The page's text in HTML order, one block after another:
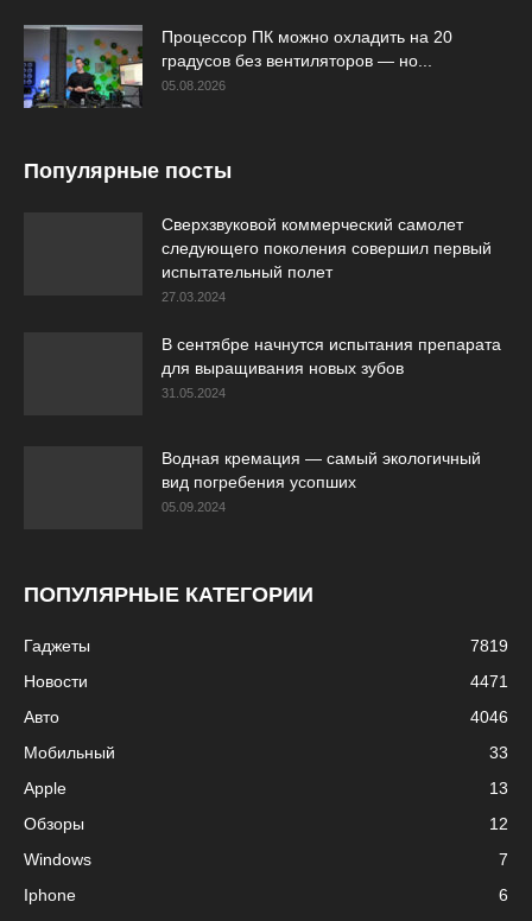
Процессор ПК можно охладить на 20
градусов без вентиляторов — но...
05.08.2026
Популярные посты
Сверхзвуковой коммерческий самолет
следующего поколения совершил первый
испытательный полет
27.03.2024
В сентябре начнутся испытания препарата
для выращивания новых зубов
31.05.2024
Водная кремация — самый экологичный
вид погребения усопших
05.09.2024
ПОПУЛЯРНЫЕ КАТЕГОРИИ
Гаджеты
7819
Новости
4471
Авто
4046
Мобильный
33
Apple
13
Обзоры
12
Windows
7
Iphone
6